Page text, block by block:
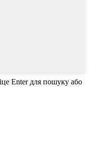
Enter для пошуку або